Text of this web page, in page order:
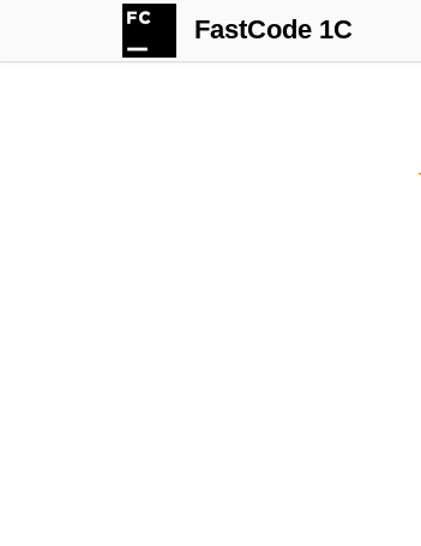
FastCode 1C